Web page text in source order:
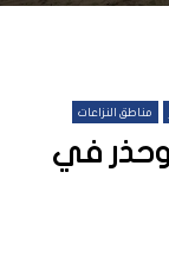
مناطق النزاعات
وحذر في